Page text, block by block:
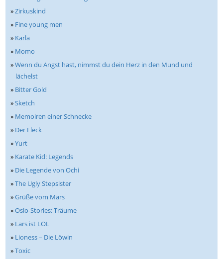
»Zirkuskind
» Fine young men
» Karla
» Momo
»Wenn du Angst hast, nimmst du dein Herz in den Mund und
lächelst
» Bitter Gold
»Sketch
» Memoiren einer Schnecke
» Der Fleck
»Yurt
» Karate Kid: Legends
» Die Legende von Ochi
»The Ugly Stepsister
»Grüße vom Mars
»Oslo-Stories: Träume
» Lars ist LOL
» Lioness – Die Löwin
»Toxic